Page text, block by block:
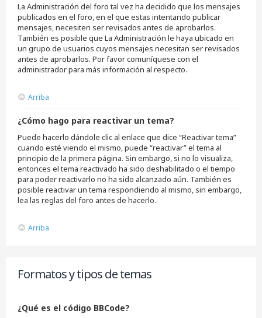
La Administración del foro tal vez ha decidido que los mensajes
publicados en el foro, en el que estas intentando publicar
mensajes, necesiten ser revisados antes de aprobarlos.
También es posible que La Administración le haya ubicado en
un grupo de usuarios cuyos mensajes necesitan ser revisados
antes de aprobarlos. Por favor comuníquese con el
administrador para más información al respecto.
Arriba
¿Cómo hago para reactivar un tema?
Puede hacerlo dándole clic al enlace que dice “Reactivar tema”
cuando esté viendo el mismo, puede “reactivar” el tema al
principio de la primera página. Sin embargo, si no lo visualiza,
entonces el tema reactivado ha sido deshabilitado o el tiempo
para poder reactivarlo no ha sido alcanzado aún. También es
posible reactivar un tema respondiendo al mismo, sin embargo,
lea las reglas del foro antes de hacerlo.
Arriba
Formatos y tipos de temas
¿Qué es el código BBCode?